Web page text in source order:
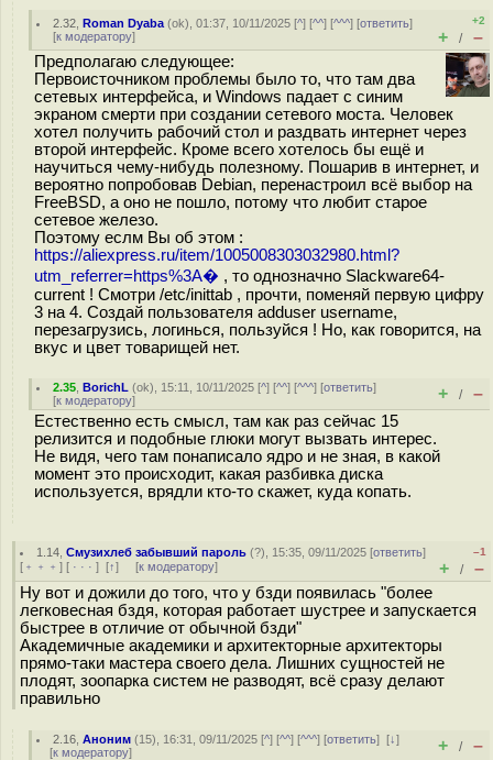
2.32 ,Roman Dyaba (ok), 01:37, 10/11/2025 [^] [^^] [^^^] [ответить]
[к модератору]
+2
+ / –
Предполагаю следующее:
Первоисточником проблемы было то, что там два
сетевых интерфейса, и Windows падает с синим
экраном смерти при создании сетевого моста. Человек
хотел получить рабочий стол и раздвать интернет через
второй интерфейс. Кроме всего хотелось бы ещё и
научиться чему-нибудь полезному. Пошарив в интернет, и
вероятно попробовав Debian, перенастроил всё выбор на
FreeBSD, а оно не пошло, потому что любит старое
сетевое железо.
Поэтому еслм Вы об этом :
https://aliexpress.ru/item/1005008303032980.html?
utm_referrer=https%3A� , то однозначно Slackware64-
current ! Смотри /etc/inittab , прочти, поменяй первую цифру
3 на 4. Создай пользователя adduser username,
перезагрузись, логинься, пользуйся ! Но, как говорится, на
вкус и цвет товарищей нет.
2.35 ,BorichL (ok), 15:11, 10/11/2025 [^] [^^] [^^^] [ответить]
[к модератору] + / –
Естественно есть смысл, там как раз сейчас 15
релизится и подобные глюки могут вызвать интерес.
Не видя, чего там понаписало ядро и не зная, в какой
момент это происходит, какая разбивка диска
используется, врядли кто-то скажет, куда копать.
1.14 ,Смузихлеб забывший пароль (?), 15:35, 09/11/2025 [ответить]
[ ﹢﹢﹢ ] [ · · · ] [↑] [к модератору]
–1
+ / –
Ну вот и дожили до того, что у бзди появилась "более
легковесная бздя, которая работает шустрее и запускается
быстрее в отличие от обычной бзди"
Академичные академики и архитекторные архитекторы
прямо-таки мастера своего дела. Лишних сущностей не
плодят, зоопарка систем не разводят, всё сразу делают
правильно
2.16 ,Аноним (15), 16:31, 09/11/2025 [^] [^^] [^^^] [ответить][↓]
[к модератору] + / –